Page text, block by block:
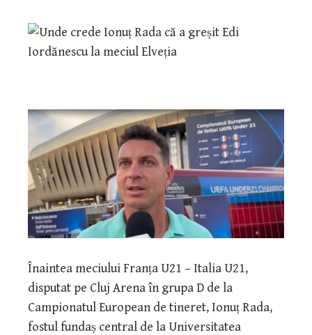
Înaintea meciului Franța U21 – Italia U21,
disputat pe Cluj Arena în grupa D de la
Campionatul European de tineret, Ionuț Rada,
fostul fundaș central de la Universitatea